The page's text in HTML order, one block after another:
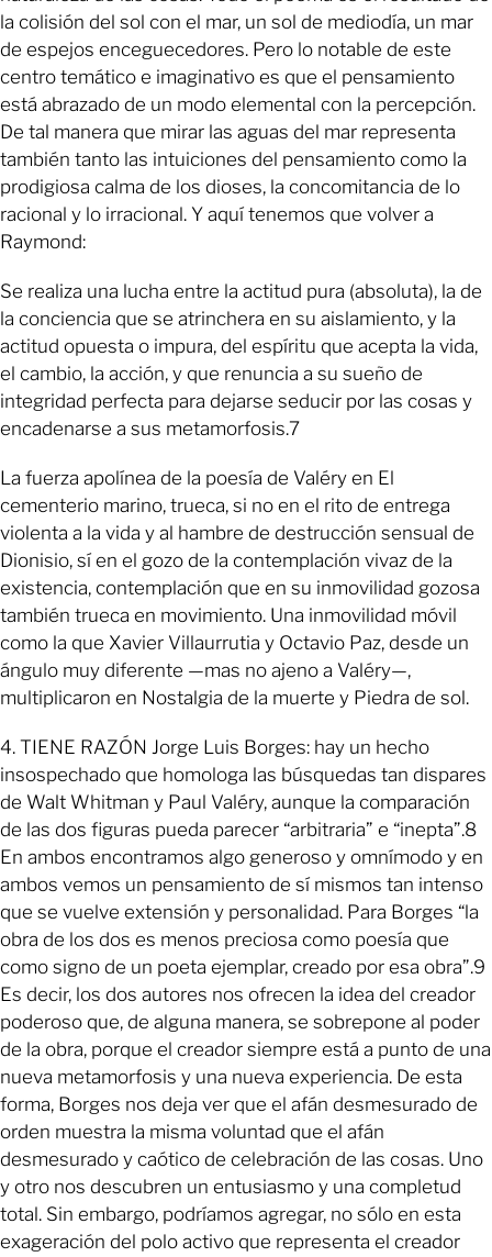
la colisión del sol con el mar, un sol de mediodía, un mar
de espejos enceguecedores. Pero lo notable de este
centro temático e imaginativo es que el pensamiento
está abrazado de un modo elemental con la percepción.
De tal manera que mirar las aguas del mar representa
también tanto las intuiciones del pensamiento como la
prodigiosa calma de los dioses, la concomitancia de lo
racional y lo irracional. Y aquí tenemos que volver a
Raymond:
Se realiza una lucha entre la actitud pura (absoluta), la de
la conciencia que se atrinchera en su aislamiento, y la
actitud opuesta o impura, del espíritu que acepta la vida,
el cambio, la acción, y que renuncia a su sueño de
integridad perfecta para dejarse seducir por las cosas y
encadenarse a sus metamorfosis.7
La fuerza apolínea de la poesía de Valéry en El
cementerio marino, trueca, si no en el rito de entrega
violenta a la vida y al hambre de destrucción sensual de
Dionisio, sí en el gozo de la contemplación vivaz de la
existencia, contemplación que en su inmovilidad gozosa
también trueca en movimiento. Una inmovilidad móvil
como la que Xavier Villaurrutia y Octavio Paz, desde un
ángulo muy diferente —mas no ajeno a Valéry—,
multiplicaron en Nostalgia de la muerte y Piedra de sol.
4. TIENE RAZÓN Jorge Luis Borges: hay un hecho
insospechado que homologa las búsquedas tan dispares
de Walt Whitman y Paul Valéry, aunque la comparación
de las dos figuras pueda parecer “arbitraria” e “inepta”.8
En ambos encontramos algo generoso y omnímodo y en
ambos vemos un pensamiento de sí mismos tan intenso
que se vuelve extensión y personalidad. Para Borges “la
obra de los dos es menos preciosa como poesía que
como signo de un poeta ejemplar, creado por esa obra”.9
Es decir, los dos autores nos ofrecen la idea del creador
poderoso que, de alguna manera, se sobrepone al poder
de la obra, porque el creador siempre está a punto de una
nueva metamorfosis y una nueva experiencia. De esta
forma, Borges nos deja ver que el afán desmesurado de
orden muestra la misma voluntad que el afán
desmesurado y caótico de celebración de las cosas. Uno
y otro nos descubren un entusiasmo y una completud
total. Sin embargo, podríamos agregar, no sólo en esta
exageración del polo activo que representa el creador